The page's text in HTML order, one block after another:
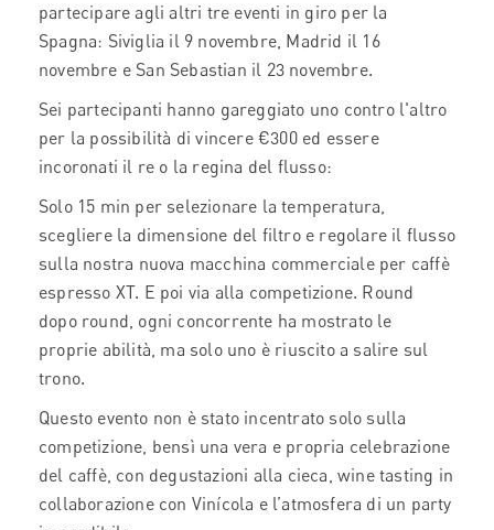
partecipare agli altri tre eventi in giro per la
Spagna: Siviglia il 9 novembre, Madrid il 16
novembre e San Sebastian il 23 novembre.
Sei partecipanti hanno gareggiato uno contro l'altro
per la possibilità di vincere €300 ed essere
incoronati il re o la regina del flusso:
Solo 15 min per selezionare la temperatura,
scegliere la dimensione del filtro e regolare il flusso
sulla nostra nuova macchina commerciale per caffè
espresso XT. E poi via alla competizione. Round
dopo round, ogni concorrente ha mostrato le
proprie abilità, ma solo uno è riuscito a salire sul
trono.
Questo evento non è stato incentrato solo sulla
competizione, bensì una vera e propria celebrazione
del caffè, con degustazioni alla cieca, wine tasting in
collaborazione con Vinícola e l’atmosfera di un party